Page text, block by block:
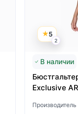
5
2
В наличии
Exclusive
Производитель